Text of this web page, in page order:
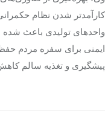
کارآمدتر شدن نظام
واحدهای تولیدی باعث شده
ایمنی برای سفره مردم
پیشگیری و تغذیه سالم